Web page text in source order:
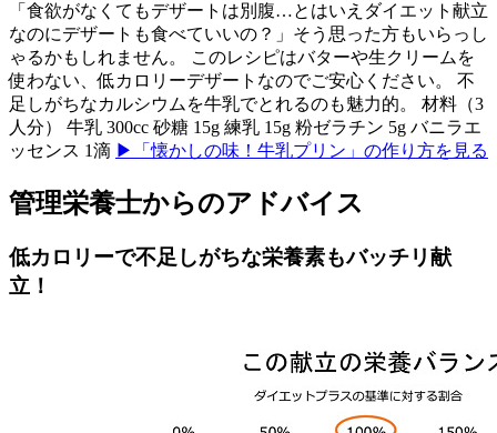
「食欲がなくてもデザートは別腹…とはいえダイエット献立
なのにデザートも食べていいの？」そう思った方もいらっし
ゃるかもしれません。 このレシピはバターや生クリームを
使わない、低カロリーデザートなのでご安心ください。 不
足しがちなカルシウムを牛乳でとれるのも魅力的。 材料（3
人分） 牛乳 300cc 砂糖 15g 練乳 15g 粉ゼラチン 5g バニラエ
ッセンス 1滴 ▶「懐かしの味！牛乳プリン」の作り方を見る
管理栄養士からのアドバイス
低カロリーで不足しがちな栄養素もバッチリ献
立！